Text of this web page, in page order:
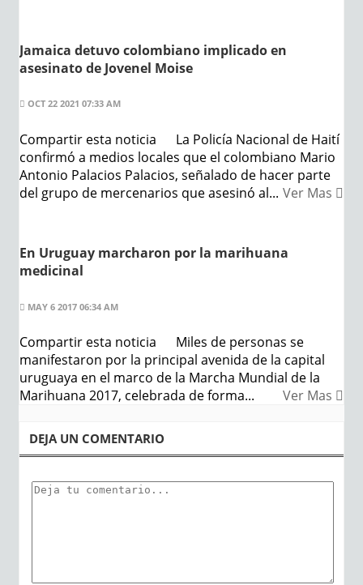
Jamaica detuvo colombiano implicado en
asesinato de Jovenel Moise
OCT 22 2021 07:33 AM
Compartir esta noticia La Policía Nacional de Haití
confirmó a medios locales que el colombiano Mario
Antonio Palacios Palacios, señalado de hacer parte
del grupo de mercenarios que asesinó al... Ver Mas
En Uruguay marcharon por la marihuana
medicinal
MAY 6 2017 06:34 AM
Compartir esta noticia Miles de personas se
manifestaron por la principal avenida de la capital
uruguaya en el marco de la Marcha Mundial de la
Marihuana 2017, celebrada de forma...
Ver Mas
DEJA UN COMENTARIO